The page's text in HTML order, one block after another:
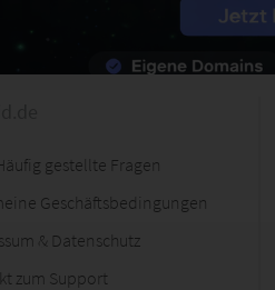
gestellte Fragen
Geschäftsbedingungen
& Datenschutz
zum Support